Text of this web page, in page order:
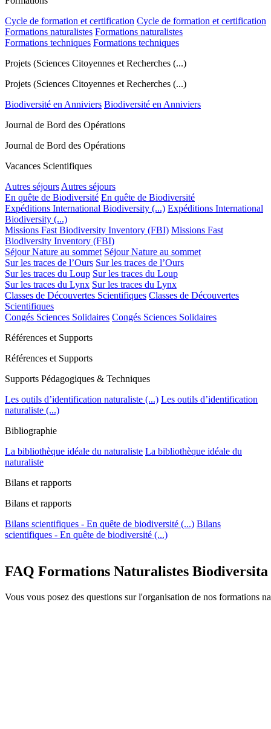
Cycle de formation et certification Cycle de formation et certification
Formations naturalistes Formations naturalistes
Formations techniques Formations techniques
Projets (Sciences Citoyennes et Recherches (...)
Projets (Sciences Citoyennes et Recherches (...)
Biodiversité en Anniviers Biodiversité en Anniviers
Journal de Bord des Opérations
Journal de Bord des Opérations
Vacances Scientifiques
Autres séjours Autres séjours
En quête de Biodiversité En quête de Biodiversité
Expéditions International Biodiversity (...) Expéditions International
Biodiversity (...)
Missions Fast Biodiversity Inventory (FBI) Missions Fast
Biodiversity Inventory (FBI)
Séjour Nature au sommet Séjour Nature au sommet
Sur les traces de l’Ours Sur les traces de l’Ours
Sur les traces du Loup Sur les traces du Loup
Sur les traces du Lynx Sur les traces du Lynx
Classes de Découvertes Scientifiques Classes de Découvertes
Scientifiques
Congés Sciences Solidaires Congés Sciences Solidaires
Références et Supports
Références et Supports
Supports Pédagogiques & Techniques
Les outils d’identification naturaliste (...) Les outils d’identification
naturaliste (...)
Bibliographie
La bibliothèque idéale du naturaliste La bibliothèque idéale du
naturaliste
Bilans et rapports
Bilans et rapports
Bilans scientifiques - En quête de biodiversité (...) Bilans
scientifiques - En quête de biodiversité (...)
FAQ Formations Naturalistes Biodiversita
Vous vous posez des questions sur l'organisation de nos formations